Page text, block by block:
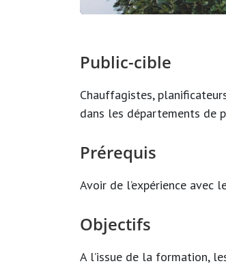
Public-cible
Chauffagistes,
dans les départements de
Prérequis
Avoir de l’expérience
Objectifs
A l’issue de la formation,